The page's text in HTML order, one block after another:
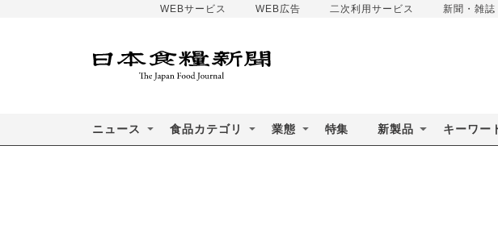
WEBサービス WEB広告 二次利用サービス 新聞・雑誌
ニュース 食品カテゴリ 業態 特集 新製品 キーワー